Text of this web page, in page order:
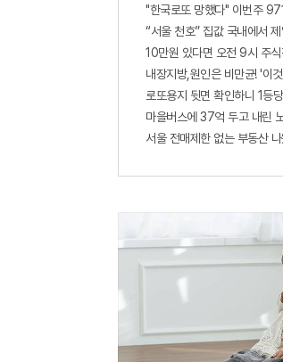
"한국로또 망했다" 이번주
“서울 천호” 집값 국내에서
10만원 있다면 오전 9시 주
내장지방,원인은 비만균! '이
로또용지 뒷면 확인하니 1등
마을버스에 37억 두고 내린
서울 전매제한 없는 부동산